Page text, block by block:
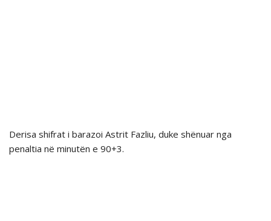
Derisa shifrat i barazoi Astrit Fazliu, duke shënuar nga
penaltia në minutën e 90+3.